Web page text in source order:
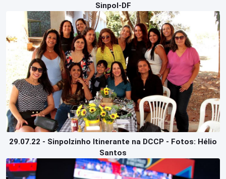
Sinpol-DF
29.07.22 - Sinpolzinho Itinerante na DCCP - Fotos: Hélio
Santos